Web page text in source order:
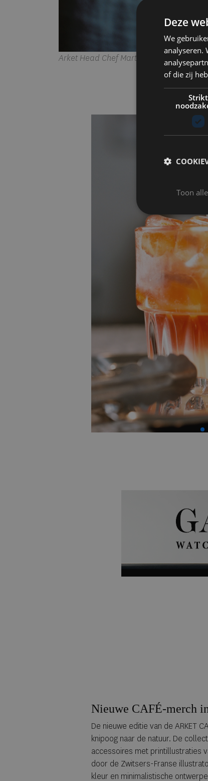
Arket Head Chef Martin Berg met een
Nieuwe CAFÉ-merch
De nieuwe editie van de ARKET
knipoog naar de natuur. De
accessoires met printillustraties
door de Zwitsers-Franse
kleur en minimalistische
Deze
We
analyseren.
of die zij
Toon
Strikt